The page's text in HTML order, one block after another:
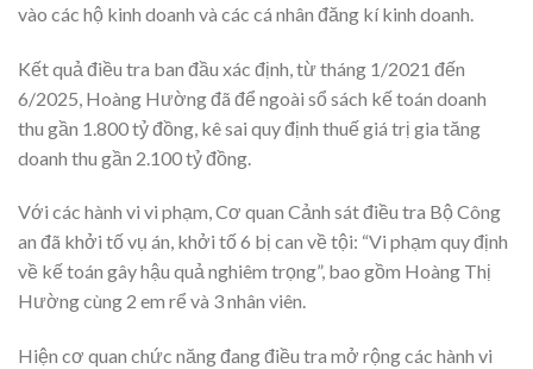
vào các hộ kinh doanh và các cá nhân đăng kí kinh doanh.
Kết quả điều tra ban đầu xác định, từ tháng 1/2021 đến
6/2025, Hoàng Hường đã để ngoài sổ sách kế toán doanh
thu gần 1.800 tỷ đồng, kê sai quy định thuế giá trị gia tăng
doanh thu gần 2.100 tỷ đồng.
Với các hành vi vi phạm, Cơ quan Cảnh sát điều tra Bộ Công
an đã khởi tố vụ án, khởi tố 6 bị can về tội: “Vi phạm quy định
về kế toán gây hậu quả nghiêm trọng”, bao gồm Hoàng Thị
Hường cùng 2 em rể và 3 nhân viên.
Hiện cơ quan chức năng đang điều tra mở rộng các hành vi